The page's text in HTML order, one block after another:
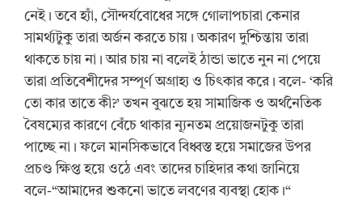
নেই। তবে হ্যাঁ, সৌন্দর্যবোধের সঙ্গে গোলাপচারা কেনার
সামর্থ্যটুকু তারা অর্জন করতে চায়। অকারণ দুশ্চিন্তায় তারা
থাকতে চায় না। আর চায় না বলেই ঠান্ডা ভাতে নুন না পেয়ে
তারা প্রতিবেশীদের সম্পূর্ণ অগ্রাহ্য ও চিৎকার করে। বলে- ‘করি
তো কার তাতে কী?’ তখন বুঝতে হয় সামাজিক ও অর্থনৈতিক
বৈষম্যের কারণে বেঁচে থাকার ন্যূনতম প্রয়োজনটুকু তারা
পাচ্ছে না। ফলে মানসিকভাবে বিধ্বস্ত হয়ে সমাজের উপর
প্রচণ্ড ক্ষিপ্ত হয়ে ওঠে এবং তাদের চাহিদার কথা জানিয়ে
বলে-“আমাদের শুকনো ভাতে লবণের ব্যবস্থা হোক।“